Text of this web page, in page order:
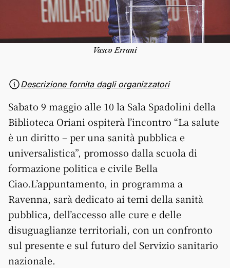
Vasco Errani
Descrizione fornita dagli organizzatori
Sabato 9 maggio alle 10 la Sala Spadolini della
Biblioteca Oriani ospiterà l’incontro “La salute
è un diritto – per una sanità pubblica e
universalistica”, promosso dalla scuola di
formazione politica e civile Bella
Ciao.L’appuntamento, in programma a
Ravenna, sarà dedicato ai temi della sanità
pubblica, dell’accesso alle cure e delle
disuguaglianze territoriali, con un confronto
sul presente e sul futuro del Servizio sanitario
nazionale.